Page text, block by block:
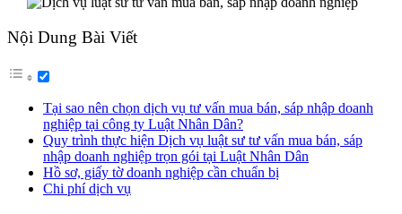
Nội Dung Bài Viết
Tại sao nên chọn dịch vụ tư vấn mua bán, sáp nhập doanh
nghiệp tại công ty Luật Nhân Dân?
Quy trình thực hiện Dịch vụ luật sư tư vấn mua bán, sáp
nhập doanh nghiệp trọn gói tại Luật Nhân Dân
Hồ sơ, giấy tờ doanh nghiệp cần chuẩn bị
Chi phí dịch vụ